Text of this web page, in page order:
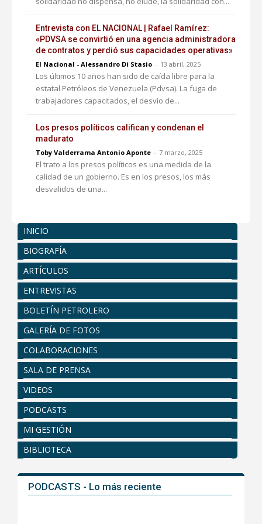
Entrevista con EL NACIONAL | Rafael Ramírez:
«PDVSA se convirtió en una agencia administradora
de contratos y perdió sus capacidades operativas»
El Nacional - Alessandro Di Stasio - 13 abril, 2025
Los últimos 10 años han sido de caída libre para la
estatal Petróleos de Venezuela (Pdvsa). La fuga de
trabajadores capacitados, el desvío de...
Los presos políticos califican y condenan el
madurato
Toby Valderrama Antonio Aponte - 7 marzo, 2025
El trato a los presos políticos es una medida de la
calidad de un gobierno. Es en los presos, los más
desvalidos de una...
INICIO
BIOGRAFÍA
ARTÍCULOS
ENTREVISTAS
BOLETÍN PETROLERO
GALERÍA DE FOTOS
COLABORACIONES
SALA DE PRENSA
VIDEOS
PODCASTS
MI GESTIÓN
BIBLIOTECA
PODCASTS - Lo más reciente